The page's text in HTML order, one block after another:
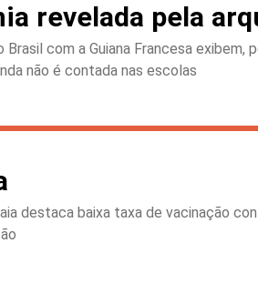
revelada pela
com a Guiana Francesa
não é contada nas escolas
destaca baixa taxa de vacinação